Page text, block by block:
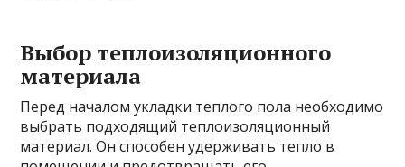
Выбор теплоизоляционного
материала
Перед началом укладки теплого пола необходимо
выбрать подходящий теплоизоляционный
материал. Он способен удерживать тепло в